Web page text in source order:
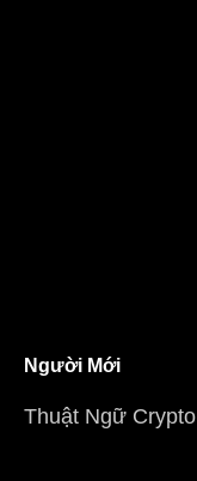
Người Mới
Thuật Ngữ Crypto